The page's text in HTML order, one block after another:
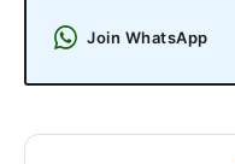
Join WhatsApp